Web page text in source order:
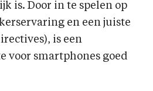
is. Door in te spelen op
en een juiste
is een
voor smartphones goed